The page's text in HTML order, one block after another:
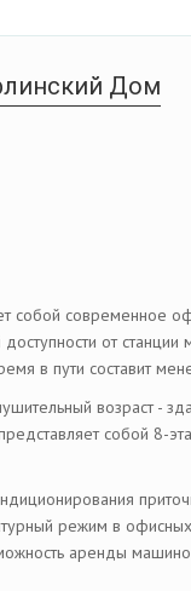
Дом
собой современное
от станции
в пути составит
возраст -
собой 8-
режим в
аренды